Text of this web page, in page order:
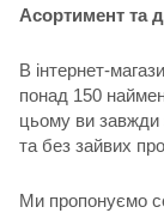
Асортимент та
В інтернет-
понад 150
цьому ви завжди
та без зайвих
Ми пропонуємо